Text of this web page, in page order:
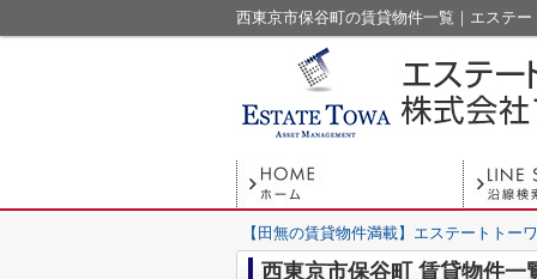
西東京市保谷町の賃貸物件一覧｜エステ
【田無の賃貸物件満載】エステートトー
西東京市保谷町 賃貸物件一